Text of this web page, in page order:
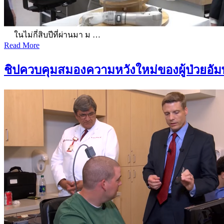
ในไม่กี่สิบปีที่ผ่านมา ม …
Read More
ชิปควบคุมสมองความหวังใหม่ของผู้ป่วยอั